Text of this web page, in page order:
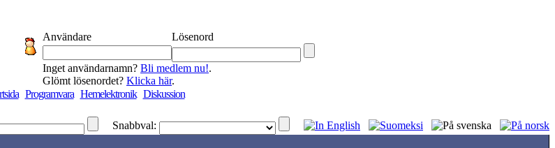
Användare
Lösenord
Inget användarnamn? Bli medlem nu!.
Glömt lösenordet? Klicka här.
Programvara Hemelektronik Diskussion
Snabbval: